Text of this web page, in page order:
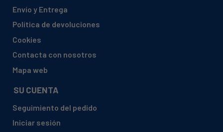
Envío y Entrega
Política de devoluciones
Cookies
Contacta con nosotros
Mapa web
SU CUENTA
Seguimiento del pedido
Iniciar sesión